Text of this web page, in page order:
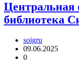
Центральная
библиотека
soigru
09.06.2025
0